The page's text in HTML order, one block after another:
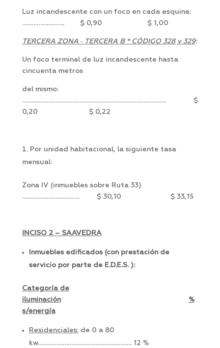
Luz incandescente con un foco en cada esquina:
…………………….. $ 0,90 $ 1,00
TERCERA ZONA ‑ TERCERA B * CÓDIGO 328 y 329:
Un foco terminal de luz incandescente hasta
cincuenta metros
del mismo:
……………………………………………………………………………. $
0,20 $ 0,22
Por unidad habitacional, la siguiente tasa
mensual:
Zona IV (inmuebles sobre Ruta 33)
…………………………….. $ 30,10 $ 33,15
INCISO 2 – SAAVEDRA
Inmuebles edificados (con prestación de
servicio por parte de E.D.E.S. ):
Categoría de
iluminación
%
s/energía
Residenciales:de 0 a 80
kw………………………………………………… 12 %